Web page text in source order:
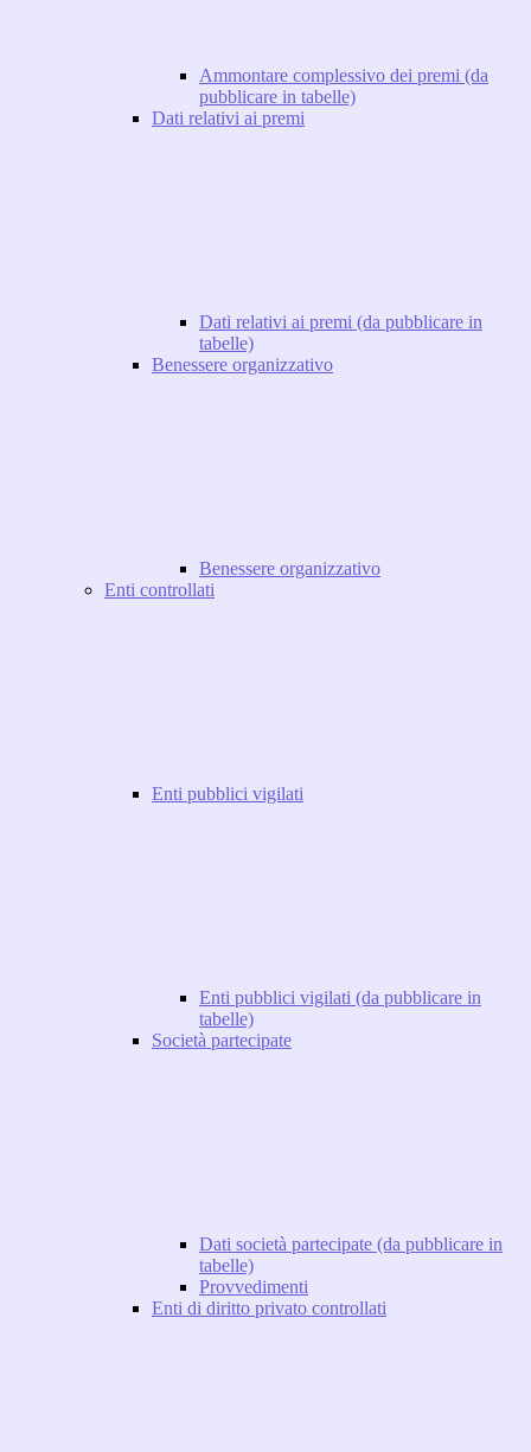
Ammontare complessivo dei premi (da
pubblicare in tabelle)
Dati relativi ai premi
Dati relativi ai premi (da pubblicare in
tabelle)
Benessere organizzativo
Benessere organizzativo
Enti controllati
Enti pubblici vigilati
Enti pubblici vigilati (da pubblicare in
tabelle)
Società partecipate
Dati società partecipate (da pubblicare in
tabelle)
Provvedimenti
Enti di diritto privato controllati